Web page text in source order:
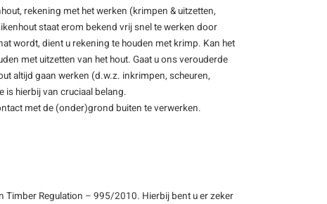
rekening met het werken (krimpen & uitzetten,
staat erom bekend vrij snel te werken door
wordt, dient u rekening te houden met krimp. Kan het
met uitzetten van het hout. Gaat u ons verouderde
altijd gaan werken (d.w.z. inkrimpen, scheuren,
hierbij van cruciaal belang.
met de (onder)grond buiten te verwerken.
Regulation – 995/2010. Hierbij bent u er zeker